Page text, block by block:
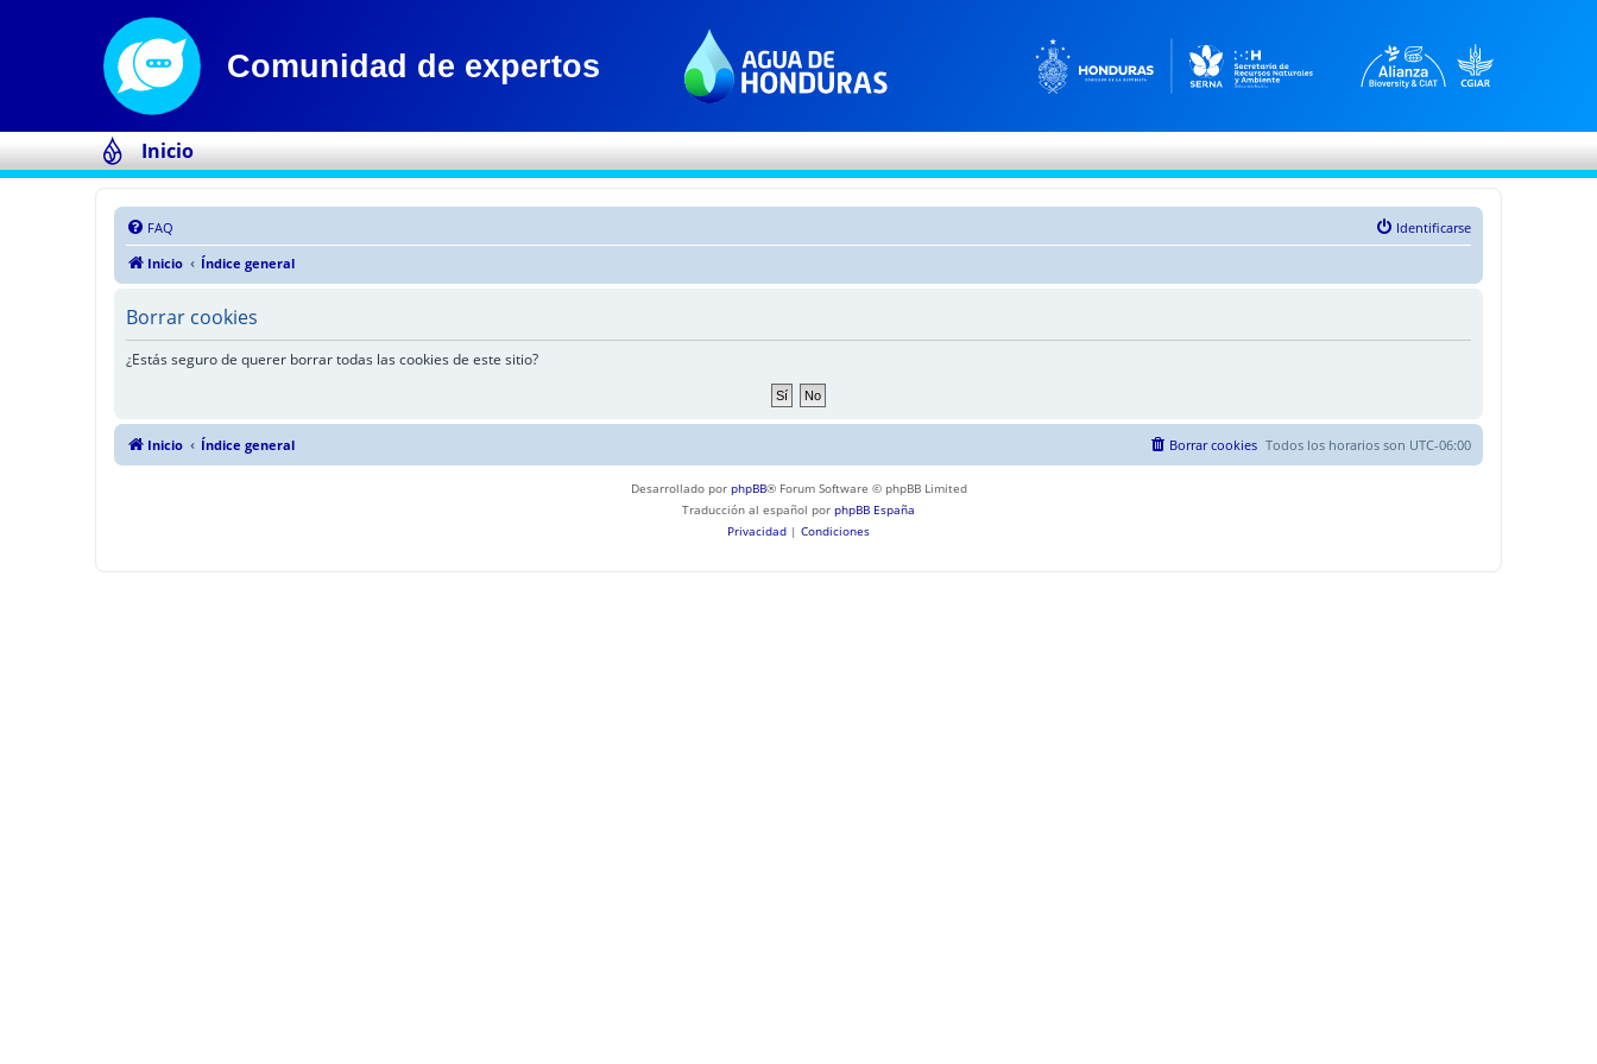
Inicio
FAQ
Identificarse
Inicio
Índice general
Borrar cookies
¿Estás seguro de querer borrar todas las cookies de este sitio?
Inicio Índice general Todos los horarios son UTC-06:00
Borrar cookies
Desarrollado por phpBB® Forum Software © phpBB Limited
Traducción al español por phpBB España
Privacidad | Condiciones